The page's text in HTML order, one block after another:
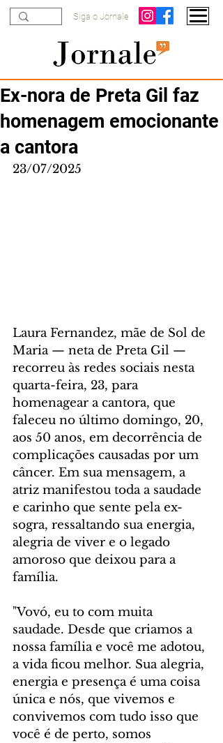
Siga o Jornale
Ex-nora de Preta Gil faz
homenagem emocionante
a cantora
23/07/2025
Laura Fernandez, mãe de Sol de
Maria — neta de Preta Gil —
recorreu às redes sociais nesta
quarta-feira, 23, para
homenagear a cantora, que
faleceu no último domingo, 20,
aos 50 anos, em decorrência de
complicações causadas por um
câncer. Em sua mensagem, a
atriz manifestou toda a saudade
e carinho que sente pela ex-
sogra, ressaltando sua energia,
alegria de viver e o legado
amoroso que deixou para a
família.
"Vovó, eu to com muita
saudade. Desde que criamos a
nossa família e você me adotou,
a vida ficou melhor. Sua alegria,
energia e presença é uma coisa
única e nós, que vivemos e
convivemos com tudo isso que
você é de perto, somos